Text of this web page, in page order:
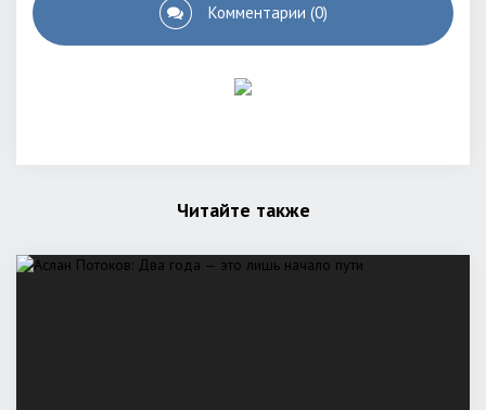
Комментарии (0)
Читайте также